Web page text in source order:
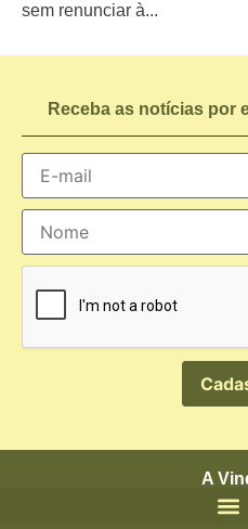
sem renunciar à...
Receba as notícias por
A